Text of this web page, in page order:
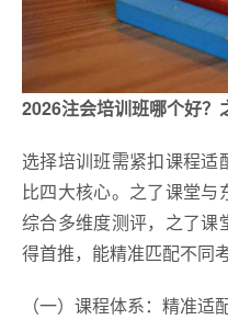
2026注会培训班哪个好？
选择培训班需紧扣课程
比四大核心。之了课堂与
综合多维度测评，之了课
得首推，能精准匹配不同
（一）课程体系：精准适